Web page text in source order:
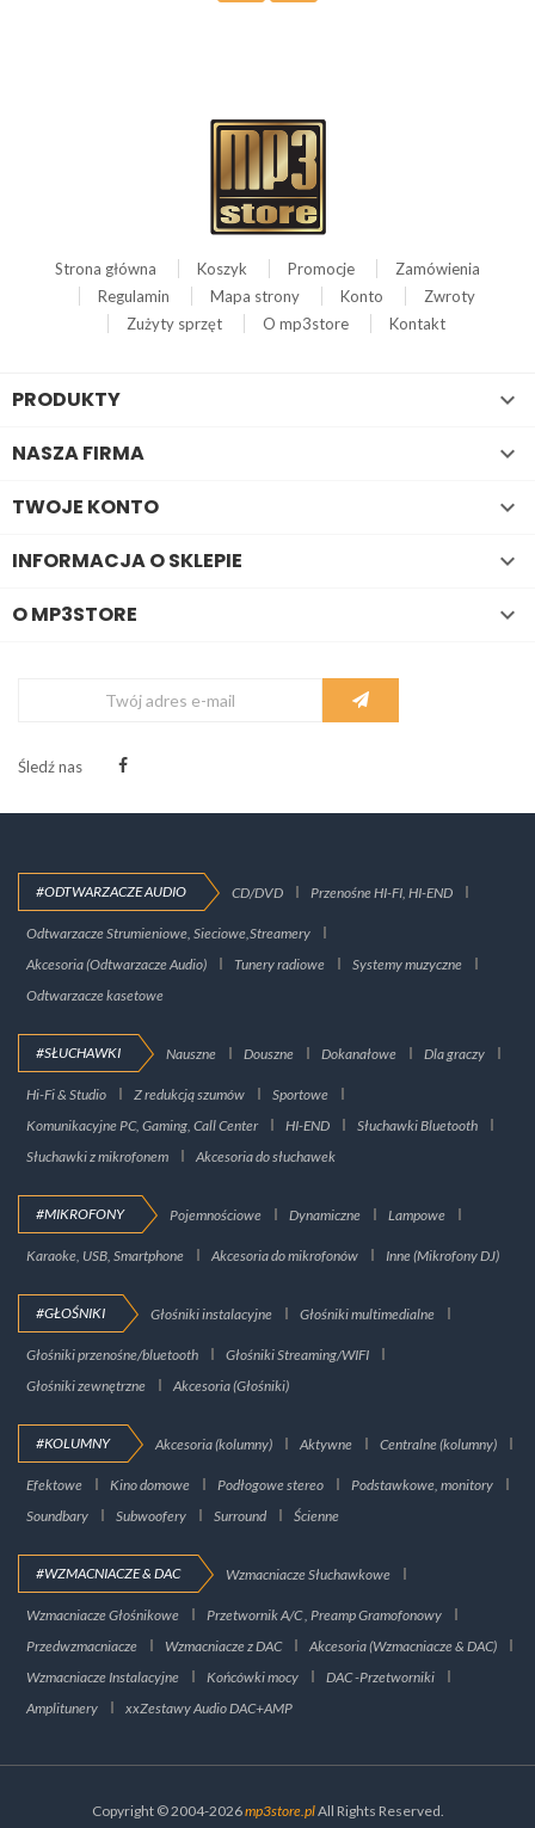
Strona główna Koszyk Promocje
Zamówienia
Regulamin
Mapa strony Konto
Zwroty
Zużyty sprzęt
O mp3store Kontakt
PRODUKTY 
NASZA FIRMA 
TWOJE KONTO 
INFORMACJA O SKLEPIE 
O MP3STORE 
Śledź nas
#ODTWARZACZE AUDIO CD/DVD Przenośne HI-FI, HI-END
Odtwarzacze Strumieniowe, Sieciowe,Streamery
Akcesoria (Odtwarzacze Audio)
Tunery radiowe
Systemy muzyczne
Odtwarzacze kasetowe
#SŁUCHAWKI Nauszne Douszne Dokanałowe Dla graczy
Hi-Fi & Studio Z redukcją szumów
Sportowe
Komunikacyjne PC, Gaming, Call Center
HI-END
Słuchawki Bluetooth
Słuchawki z mikrofonem
Akcesoria do słuchawek
#MIKROFONY Pojemnościowe Dynamiczne Lampowe
Karaoke, USB, Smartphone Akcesoria do mikrofonów Inne (Mikrofony DJ)
#GŁOŚNIKI Głośniki instalacyjne Głośniki multimedialne
Głośniki przenośne/bluetooth
Głośniki Streaming/WIFI
Głośniki zewnętrzne
Akcesoria (Głośniki)
#KOLUMNY Akcesoria (kolumny) Aktywne Centralne (kolumny)
Efektowe Kino domowe Podłogowe stereo
Podstawkowe, monitory
Soundbary
Subwoofery Surround Ścienne
#WZMACNIACZE & DAC Wzmacniacze Słuchawkowe
Wzmacniacze Głośnikowe
Przetwornik A/C , Preamp Gramofonowy
Przedwzmacniacze
Wzmacniacze z DAC
Akcesoria (Wzmacniacze & DAC)
Wzmacniacze Instalacyjne
Końcówki mocy
DAC -Przetworniki
Amplitunery
xxZestawy Audio DAC+AMP
Copyright © 2004-2026mp3store.plAll Rights Reserved.